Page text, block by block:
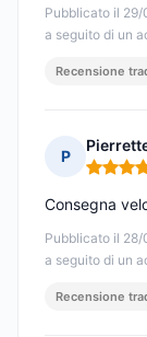
Pubblicato il
a seguito di un
Recensione
P
Nota: 5
Pubblicato il
a seguito di un
Consegna
Recensione